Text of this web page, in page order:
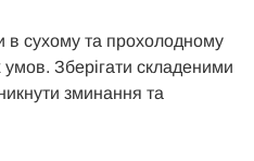
в сухому та прохолодному
умов. Зберігати складеними
зминання та